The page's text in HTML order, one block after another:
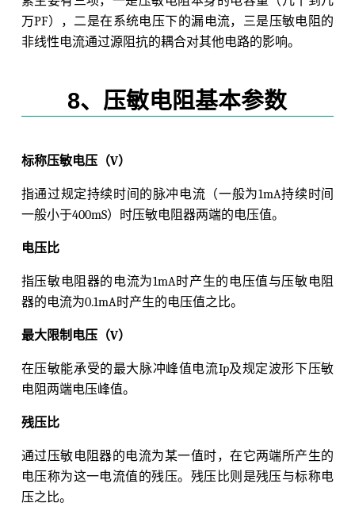
万PF），二是在系统电压下的漏电流，三是压敏电阻的
非线性电流通过源阻抗的耦合对其他电路的影响。
8、压敏电阻基本参数
标称压敏电压（V）
指通过规定持续时间的脉冲电流（一般为1mA持续时间
一般小于400mS）时压敏电阻器两端的电压值。
电压比
指压敏电阻器的电流为1mA时产生的电压值与压敏电阻
器的电流为0.1mA时产生的电压值之比。
最大限制电压（V）
在压敏能承受的最大脉冲峰值电流Ip及规定波形下压敏
电阻两端电压峰值。
残压比
通过压敏电阻器的电流为某一值时，在它两端所产生的
电压称为这一电流值的残压。残压比则是残压与标称电
压之比。